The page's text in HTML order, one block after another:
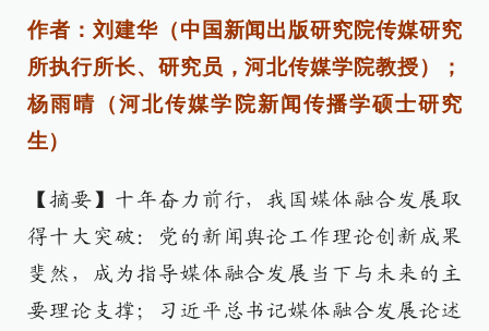
作者：刘建华（中国新闻出版研究院传媒研究
所执行所长、研究员，河北传媒学院教授）；
杨雨晴（河北传媒学院新闻传播学硕士研究
生）
【摘要】十年奋力前行，我国媒体融合发展取
得十大突破：党的新闻舆论工作理论创新成果
斐然，成为指导媒体融合发展当下与未来的主
要理论支撑；习近平总书记媒体融合发展论述